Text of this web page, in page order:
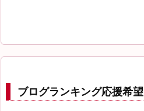
ブログランキング応援希望